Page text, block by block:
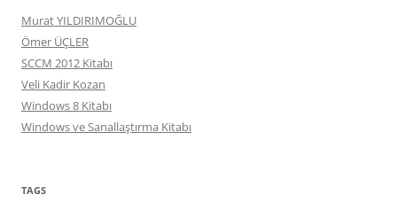
Murat YILDIRIMOĞLU
Ömer ÜÇLER
SCCM 2012 Kitabı
Veli Kadir Kozan
Windows 8 Kitabı
Windows ve Sanallaştırma Kitabı
TAGS